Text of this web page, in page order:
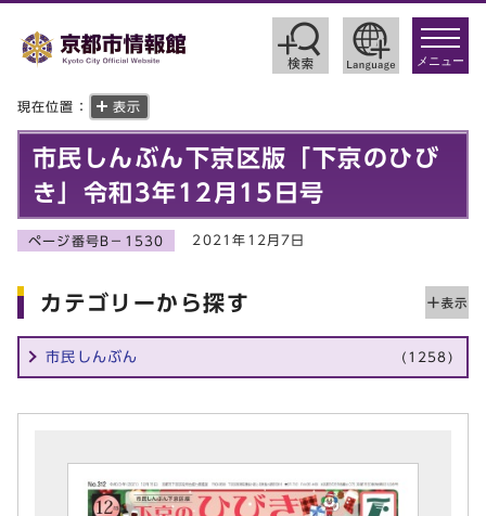
toggle
メニュー
現在位置： 表示
市民しんぶん下京区版「下京のひび
き」令和3年12月15日号
ページ番号B－1530 2021年12月7日
カテゴリーから探す
市民しんぶん (1258)